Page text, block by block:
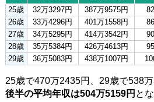
25歳
32万3297円 387万9575円
26歳
33万4296円 401万1558円
27歳
34万5295円 414万3542円
28歳
35万5384円 426万4613円
29歳
36万5083円 438万1007円
25歳で470万2435円、29歳で538万
後半の平均年収は504万5159円 と